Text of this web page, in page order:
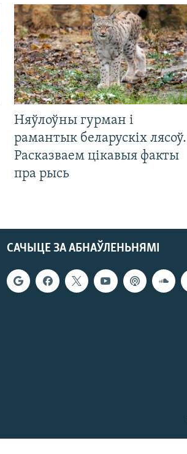
Няўлоўны гурман і
рамантык беларускіх лясоў.
Расказваем цікавыя факты
пра рысь
САЧЫЦЕ ЗА АБНАЎЛЕНЬНЯМІ